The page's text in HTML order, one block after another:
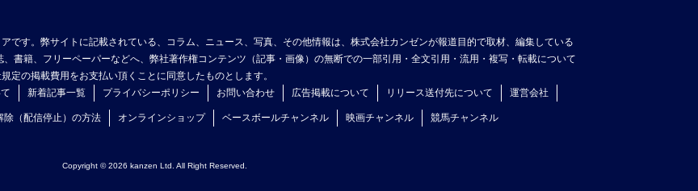
です。弊サイトに記載されている、コラム、ニュース、写真、その他情報は、株式会社カンゼンが報道目的で取材、編集している
書籍、フリーペーパーなどへ、弊社著作権コンテンツ（記事・画像）の無断での一部引用・全文引用・流用・複写・転載について
定の掲載費用をお支払い頂くことに同意したものとします。
新着記事一覧 プライバシーポリシー お問い合わせ 広告掲載について リリース送付先について 運営会社
除（配信停止）の方法 オンラインショップ ベースボールチャンネル 映画チャンネル 競馬チャンネル
Copyright © 2026 kanzen Ltd. All Right Reserved.